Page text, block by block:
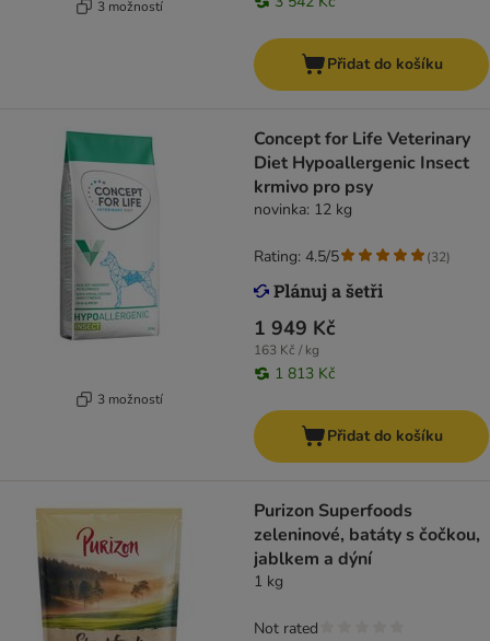
3 možností
Přidat do košíku
3 možností
Concept for Life Veterinary
Diet Hypoallergenic Insect
krmivo pro psy
novinka: 12 kg
1 949 Kč
163 Kč / kg
1 813 Kč
Rating: 4.5/5 (32)
Přidat do košíku
Purizon Superfoods
zeleninové, batáty s čočkou,
jablkem a dýní
1 kg
Not rated